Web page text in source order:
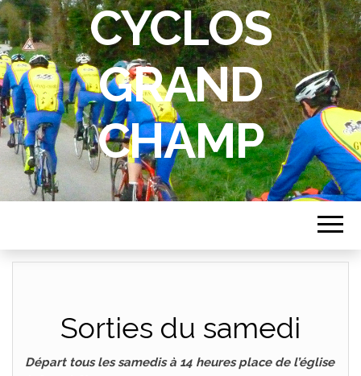
CYCLOS
GRAND
CHAMP
Sorties du samedi
Départ tous les samedis à 14 heures place de l’église